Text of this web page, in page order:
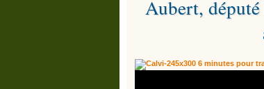
Aubert,
6 minutes pour